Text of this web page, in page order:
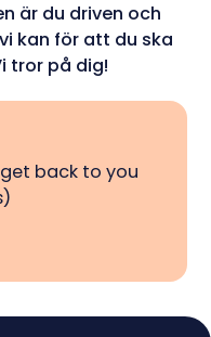
är du driven och
kan för att du ska
tror på dig!
back to you